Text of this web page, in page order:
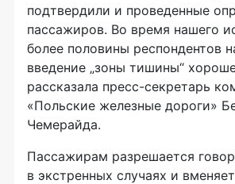
подтвердили и проведенные
пассажиров. Во время нашего
более половины респондентов
введение „зоны тишины“
рассказала пресс-секретарь
«Польские железные дороги»
Чемерайда.
Пассажирам разрешается
в экстренных случаях и